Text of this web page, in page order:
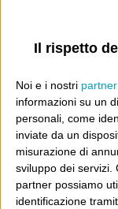
Il rispetto
Noi e i nostri partner
informazioni su un
personali, come
inviate da un
misurazione di
sviluppo dei servizi.
partner possiamo
identificazione
Leggi il Post,
Luca Sofri
POST PRECEDENTE
Sogno o sondaggio?